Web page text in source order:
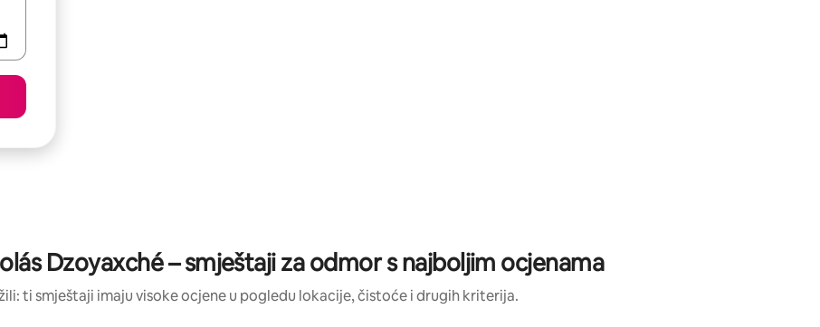
Dzoyaxché – smještaji za odmor s najboljim ocjenama
ti smještaji imaju visoke ocjene u pogledu lokacije, čistoće i drugih kriterija.